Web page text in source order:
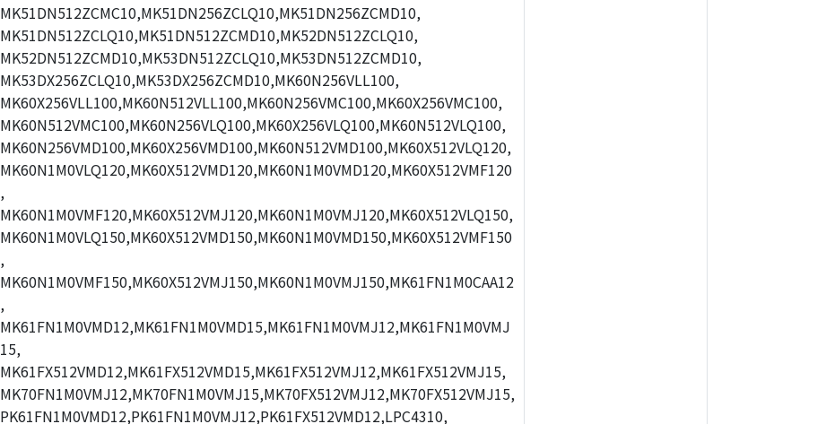
MK51DN512ZCMC10,MK51DN256ZCLQ10,MK51DN256ZCMD10,
MK51DN512ZCLQ10,MK51DN512ZCMD10,MK52DN512ZCLQ10,
MK52DN512ZCMD10,MK53DN512ZCLQ10,MK53DN512ZCMD10,
MK53DX256ZCLQ10,MK53DX256ZCMD10,MK60N256VLL100,
MK60X256VLL100,MK60N512VLL100,MK60N256VMC100,MK60X256VMC100,
MK60N512VMC100,MK60N256VLQ100,MK60X256VLQ100,MK60N512VLQ100,
MK60N256VMD100,MK60X256VMD100,MK60N512VMD100,MK60X512VLQ120,
MK60N1M0VLQ120,MK60X512VMD120,MK60N1M0VMD120,MK60X512VMF120
,
MK60N1M0VMF120,MK60X512VMJ120,MK60N1M0VMJ120,MK60X512VLQ150,
MK60N1M0VLQ150,MK60X512VMD150,MK60N1M0VMD150,MK60X512VMF150
,
MK60N1M0VMF150,MK60X512VMJ150,MK60N1M0VMJ150,MK61FN1M0CAA12
,
MK61FN1M0VMD12,MK61FN1M0VMD15,MK61FN1M0VMJ12,MK61FN1M0VMJ
15,
MK61FX512VMD12,MK61FX512VMD15,MK61FX512VMJ12,MK61FX512VMJ15,
MK70FN1M0VMJ12,MK70FN1M0VMJ15,MK70FX512VMJ12,MK70FX512VMJ15,
PK61FN1M0VMD12,PK61FN1M0VMJ12,PK61FX512VMD12,LPC4310,